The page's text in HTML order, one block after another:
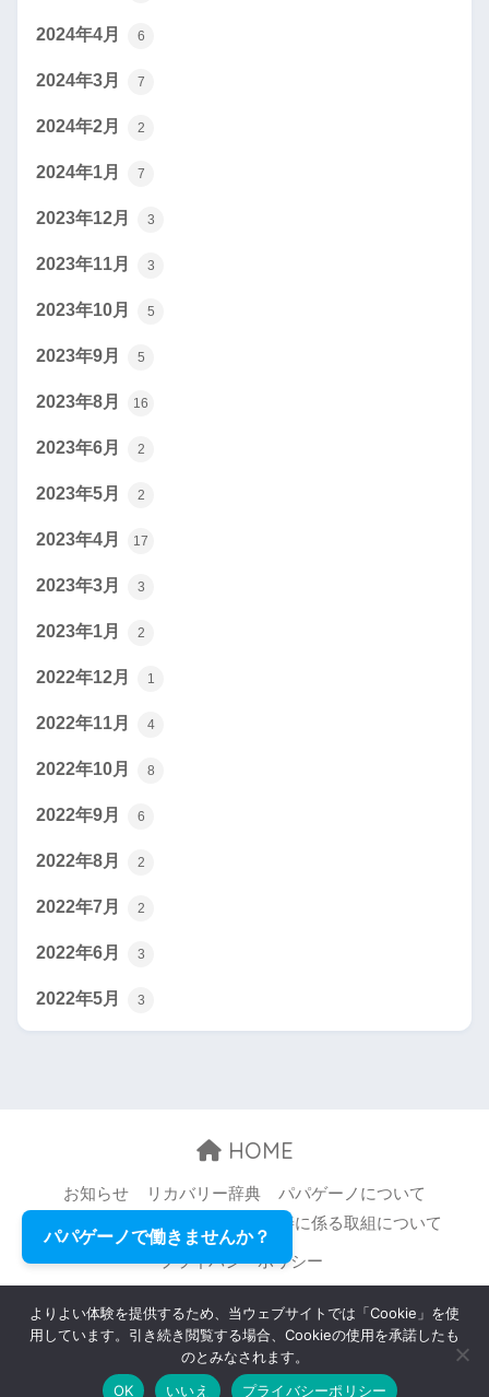
2024年4月 6
2024年3月 7
2024年2月 2
2024年1月 7
2023年12月 3
2023年11月 3
2023年10月 5
2023年9月 5
2023年8月 16
2023年6月 2
2023年5月 2
2023年4月 17
2023年3月 3
2023年1月 2
2022年12月 1
2022年11月 4
2022年10月 8
2022年9月 6
2022年8月 2
2022年7月 2
2022年6月 3
2022年5月 3
HOME
お知らせ リカバリー辞典
パパゲーノについて
お問い合わせ
職場環境等の改善に係る取組について
プライバシーポリシー
© 2026 Papageno,Inc. All rights reserved.
パパゲーノで働きませんか？
よりよい体験を提供するため、当ウェブサイトでは「Cookie」を使
用しています。引き続き閲覧する場合、Cookieの使用を承諾したも
のとみなされます。
OK
いいえ プライバシーポリシー